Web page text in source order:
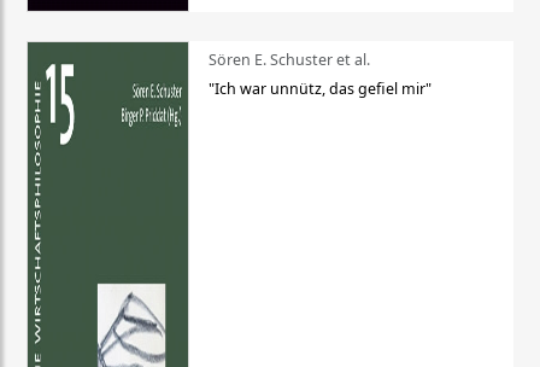
Sören E. Schuster et al.
"Ich war unnütz, das gefiel mir"